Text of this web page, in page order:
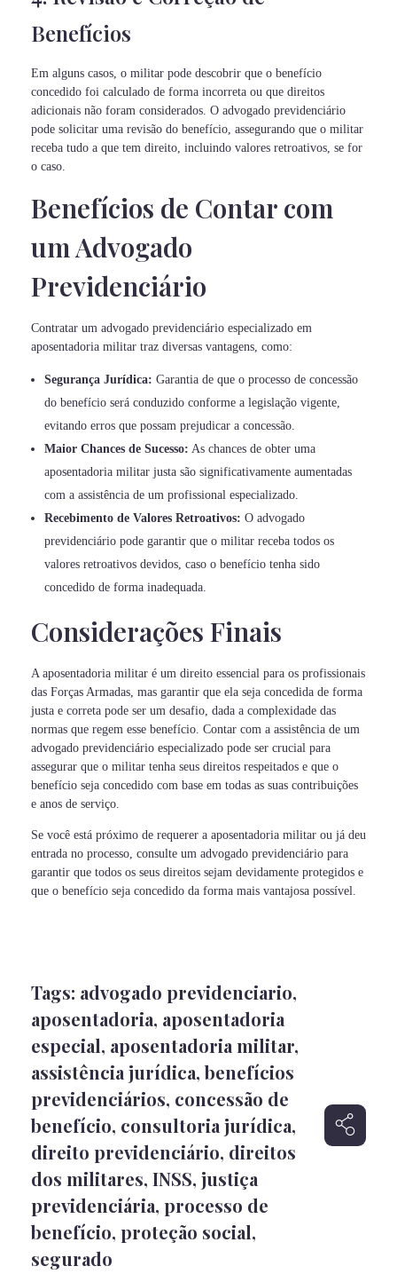
Benefícios
Em alguns casos, o militar pode descobrir que o benefício
concedido foi calculado de forma incorreta ou que direitos
adicionais não foram considerados. O advogado previdenciário
pode solicitar uma revisão do benefício, assegurando que o militar
receba tudo a que tem direito, incluindo valores retroativos, se for
o caso.
Benefícios de Contar com
um Advogado
Previdenciário
Contratar um advogado previdenciário especializado em
aposentadoria militar traz diversas vantagens, como:
Segurança Jurídica: Garantia de que o processo de concessão
do benefício será conduzido conforme a legislação vigente,
evitando erros que possam prejudicar a concessão.
Maior Chances de Sucesso: As chances de obter uma
aposentadoria militar justa são significativamente aumentadas
com a assistência de um profissional especializado.
Recebimento de Valores Retroativos: O advogado
previdenciário pode garantir que o militar receba todos os
valores retroativos devidos, caso o benefício tenha sido
concedido de forma inadequada.
Considerações Finais
A aposentadoria militar é um direito essencial para os profissionais
das Forças Armadas, mas garantir que ela seja concedida de forma
justa e correta pode ser um desafio, dada a complexidade das
normas que regem esse benefício. Contar com a assistência de um
advogado previdenciário especializado pode ser crucial para
assegurar que o militar tenha seus direitos respeitados e que o
benefício seja concedido com base em todas as suas contribuições
e anos de serviço.
Se você está próximo de requerer a aposentadoria militar ou já deu
entrada no processo, consulte um advogado previdenciário para
garantir que todos os seus direitos sejam devidamente protegidos e
que o benefício seja concedido da forma mais vantajosa possível.
Tags: advogado previdenciario,
aposentadoria, aposentadoria
especial, aposentadoria militar,
assistência jurídica, benefícios
previdenciários, concessão de
benefício, consultoria jurídica,
direito previdenciário, direitos
dos militares, INSS, justiça
previdenciária, processo de
benefício, proteção social,
segurado